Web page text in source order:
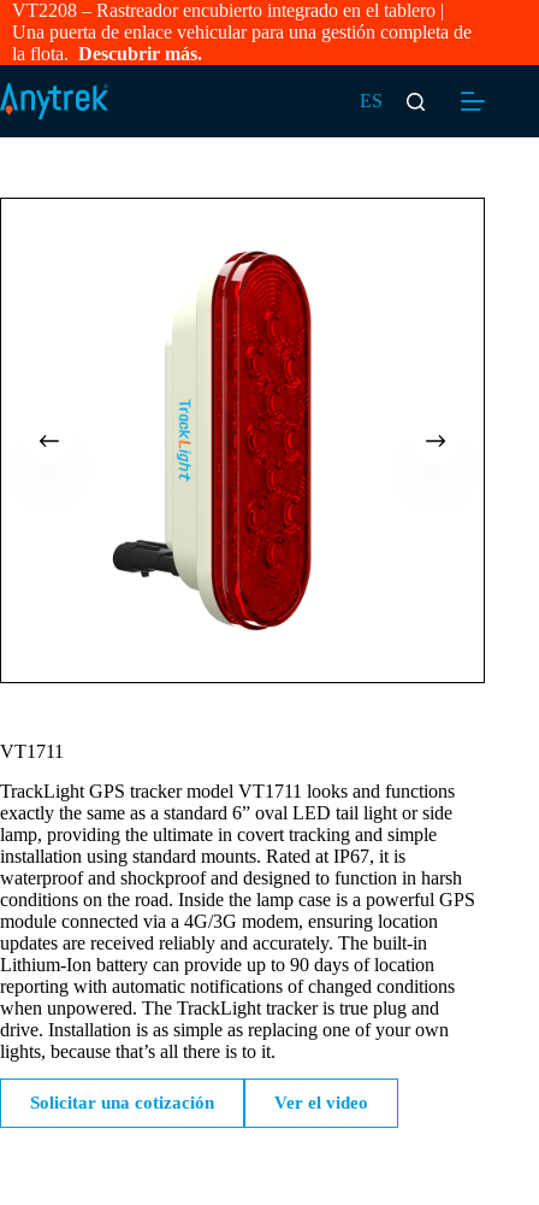
VT2208 – Rastreador encubierto integrado en el tablero |
Una puerta de enlace vehicular para una gestión completa de
la flota. Descubrir más.
ES
VT1711
TrackLight GPS tracker model VT1711 looks and functions
exactly the same as a standard 6” oval LED tail light or side
lamp, providing the ultimate in covert tracking and simple
installation using standard mounts. Rated at IP67, it is
waterproof and shockproof and designed to function in harsh
conditions on the road. Inside the lamp case is a powerful GPS
module connected via a 4G/3G modem, ensuring location
updates are received reliably and accurately. The built-in
Lithium-Ion battery can provide up to 90 days of location
reporting with automatic notifications of changed conditions
when unpowered. The TrackLight tracker is true plug and
drive. Installation is as simple as replacing one of your own
lights, because that’s all there is to it.
Solicitar una cotización Ver el video